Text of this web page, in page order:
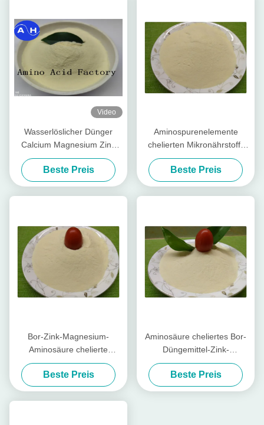
Video
Wasserlöslicher Dünger
Calcium Magnesium Zink
Bor Molybdän für bunte
Paprika
Beste Preis
Aminospurenelemente
chelierten Mikronährstoff-
Düngemittel, organisches
Blatt- Düngemittel
Beste Preis
Bor-Zink-Magnesium-
Aminosäure chelierte
Mikronährstoff-hellgelbe
Pulver-Form
Beste Preis
Aminosäure cheliertes Bor-
Düngemittel-Zink-
Magnesium-wasserlösliches
Düngemittel
Beste Preis